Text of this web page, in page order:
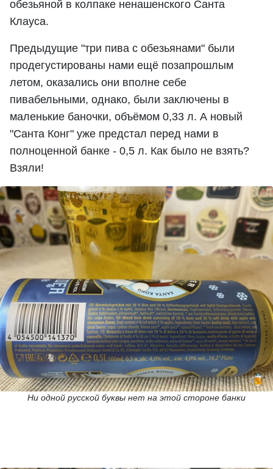
обезьяной в колпаке ненашенского Санта
Клауса.
Предыдущие "три пива с обезьянами" были
продегустированы нами ещё позапрошлым
летом, оказались они вполне себе
пивабельными, однако, были заключены в
маленькие баночки, объёмом 0,33 л. А новый
"Санта Конг" уже предстал перед нами в
полноценной банке - 0,5 л. Как было не взять?
Взяли!
Ни одной русской буквы нет на этой стороне банки